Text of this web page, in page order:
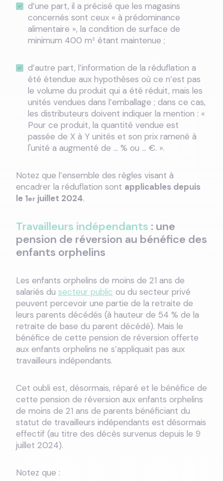
d’une part, il a précisé que les magasins
concernés sont ceux « à prédominance
alimentaire », la condition de surface de
minimum 400 m² étant maintenue ;
d’autre part, l’information de la réduflation a
été étendue aux hypothèses où ce n’est pas
le volume du produit qui a été réduit, mais les
unités vendues dans l’emballage ; dans ce cas,
les distributeurs doivent indiquer la mention : «
Pour ce produit, la quantité vendue est
passée de X à Y unités et son prix ramené à
l'unité a augmenté de … % ou … €. ».
Notez que l’ensemble des règles visant à
encadrer la réduflation sont applicables depuis
le 1er juillet 2024.
Travailleurs indépendants : une
pension de réversion au bénéfice des
enfants orphelins
Les enfants orphelins de moins de 21 ans de
salariés du secteur public ou du secteur privé
peuvent percevoir une partie de la retraite de
leurs parents décédés (à hauteur de 54 % de la
retraite de base du parent décédé). Mais le
bénéfice de cette pension de réversion offerte
aux enfants orphelins ne s’appliquait pas aux
travailleurs indépendants.
Cet oubli est, désormais, réparé et le bénéfice de
cette pension de réversion aux enfants orphelins
de moins de 21 ans de parents bénéficiant du
statut de travailleurs indépendants est désormais
effectif (au titre des décès survenus depuis le 9
juillet 2024).
Notez que :